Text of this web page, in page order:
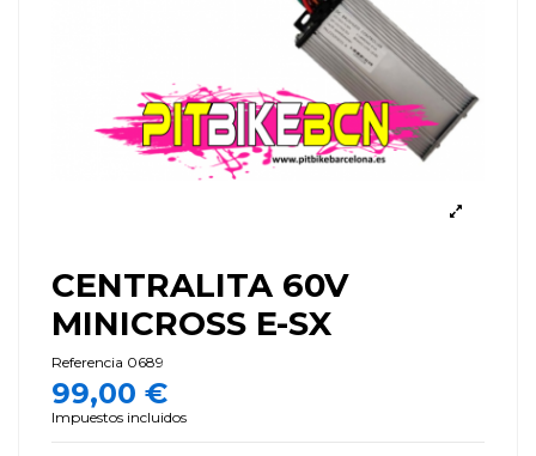
CENTRALITA 60V
MINICROSS E-SX
Referencia 0689
99,00 €
Impuestos incluidos